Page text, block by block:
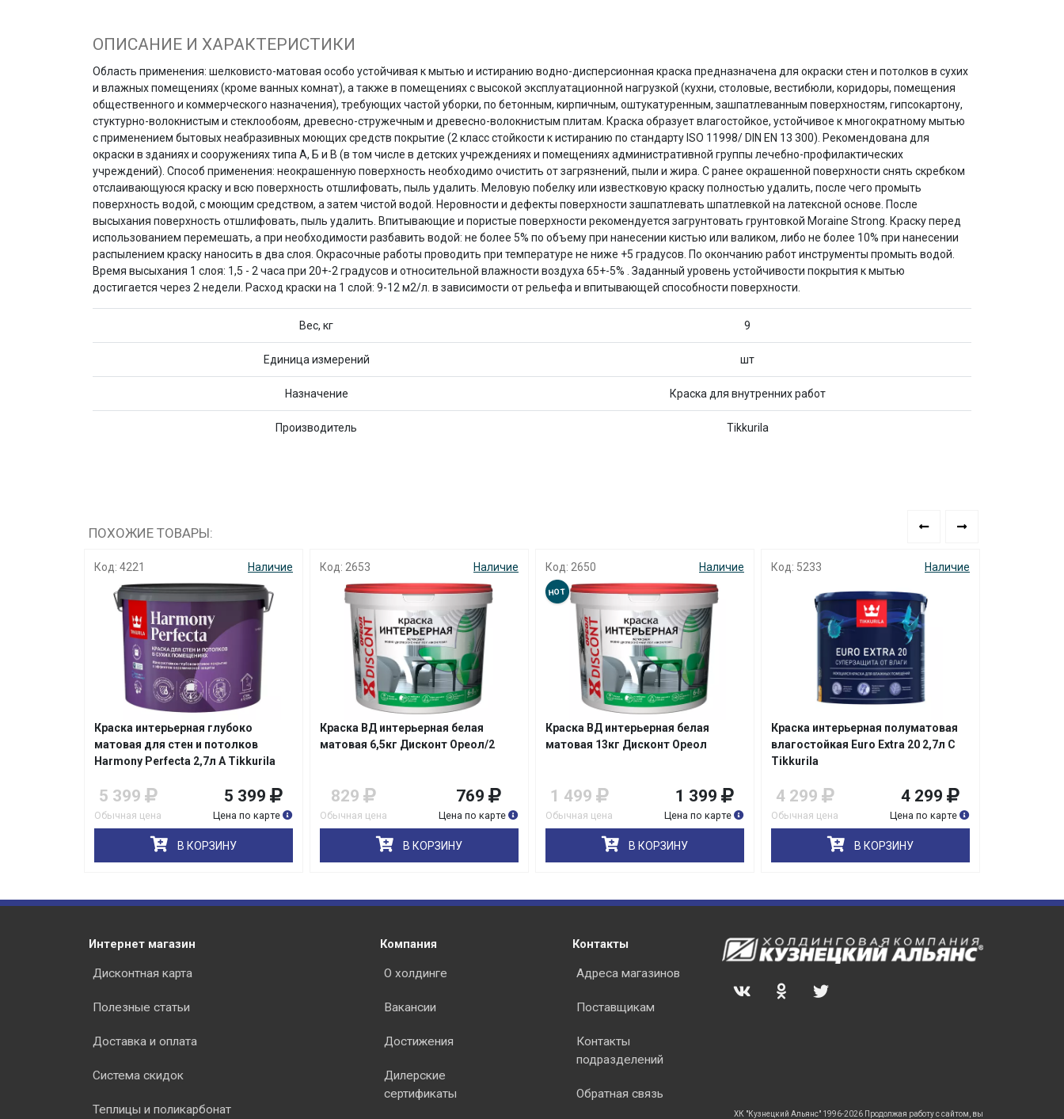
ОПИСАНИЕ И ХАРАКТЕРИСТИКИ
Область применения: шелковисто-матовая особо устойчивая к мытью и истиранию водно-дисперсионная краска предназначена для окраски стен и потолков в сухих
и влажных помещениях (кроме ванных комнат), а также в помещениях с высокой эксплуатационной нагрузкой (кухни, столовые, вестибюли, коридоры, помещения
общественного и коммерческого назначения), требующих частой уборки, по бетонным, кирпичным, оштукатуренным, зашпатлеванным поверхностям, гипсокартону,
стуктурно-волокнистым и стеклообоям, древесно-стружечным и древесно-волокнистым плитам. Краска образует влагостойкое, устойчивое к многократному мытью
с применением бытовых неабразивных моющих средств покрытие (2 класс стойкости к истиранию по стандарту ISO 11998/ DIN EN 13 300). Рекомендована для
окраски в зданиях и сооружениях типа А, Б и В (в том числе в детских учреждениях и помещениях административной группы лечебно-профилактических
учреждений). Способ применения: неокрашенную поверхность необходимо очистить от загрязнений, пыли и жира. С ранее окрашенной поверхности снять скребком
отслаивающуюся краску и всю поверхность отшлифовать, пыль удалить. Меловую побелку или известковую краску полностью удалить, после чего промыть
поверхность водой, с моющим средством, а затем чистой водой. Неровности и дефекты поверхности зашпатлевать шпатлевкой на латексной основе. После
высыхания поверхность отшлифовать, пыль удалить. Впитывающие и пористые поверхности рекомендуется загрунтовать грунтовкой Moraine Strong. Краску перед
использованием перемешать, а при необходимости разбавить водой: не более 5% по объему при нанесении кистью или валиком, либо не более 10% при нанесении
распылением краску наносить в два слоя. Окрасочные работы проводить при температуре не ниже +5 градусов. По окончанию работ инструменты промыть водой.
Время высыхания 1 слоя: 1,5 - 2 часа при 20+-2 градусов и относительной влажности воздуха 65+-5% . Заданный уровень устойчивости покрытия к мытью
достигается через 2 недели. Расход краски на 1 слой: 9-12 м2/л. в зависимости от рельефа и впитывающей способности поверхности.
Вес, кг 9
Единица измерений шт
Назначение Краска для внутренних работ
Производитель Tikkurila
ПОХОЖИЕ ТОВАРЫ:
Код: 4221 Наличие
Краска интерьерная глубоко
матовая для стен и потолков
Harmony Perfecta 2,7л А Tikkurila
5 399
Обычная цена
5 399
Цена по карте
В КОРЗИНУ
Код: 2653 Наличие
Краска ВД интерьерная белая
матовая 6,5кг Дисконт Ореол/2
829
Обычная цена
769
Цена по карте
В КОРЗИНУ
Код: 2650 Наличие
HOT
Краска ВД интерьерная белая
матовая 13кг Дисконт Ореол
1 499
Обычная цена
1 399
Цена по карте
В КОРЗИНУ
Код: 5233 Наличие
Краска интерьерная полуматовая
влагостойкая Euro Extra 20 2,7л С
Tikkurila
4 299
Обычная цена
4 299
Цена по карте
В КОРЗИНУ
с вашей картыпо25% каждые 2 недели
Подробнееоб оплате Плайтом
25
раз в 2
недели Остались вопросы?
8 800 302-02-51
plait.ru
Интернет магазин
Дисконтная карта
Полезные статьи
Доставка и оплата
Система скидок
Теплицы и поликарбонат
Компания
О холдинге
Вакансии
Достижения
Дилерские
сертификаты
Контакты
Адреса магазинов
Поставщикам
Контакты
подразделений
Обратная связь
ХК "Кузнецкий Альянс" 1996-2026 Продолжая работу с сайтом, вы